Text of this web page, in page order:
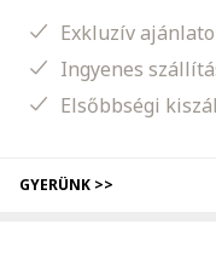
Exkluzív
Ingyenes
Elsőbbségi
GYERÜNK >>